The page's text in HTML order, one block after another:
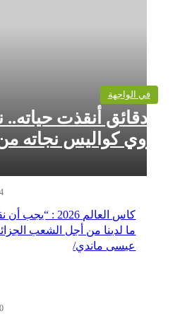
الواجهة
أنقذت حياته.. نجل
كواليس نجاته من
2026-06-04
كاس العالم 2026 : “يجب أن نقدم كل
ما لدينا من أجل الشعب الجزائري” /
عيسى ماندي/
2026-05-30